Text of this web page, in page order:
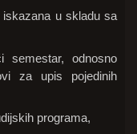
u skladu sa
semestar, odnosno
za upis pojedinih
programa,